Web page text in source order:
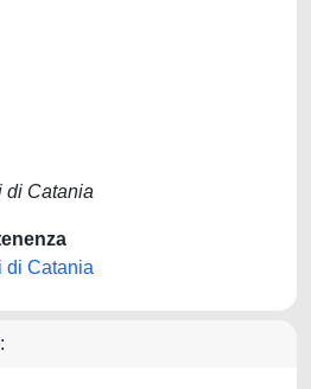
di Catania
di Catania